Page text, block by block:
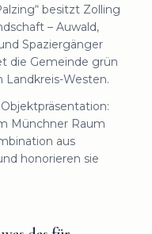
besitzt Zolling
– Auwald,
Spaziergänger
die Gemeinde grün
Westen.
Münchner Raum
aus
honorieren sie